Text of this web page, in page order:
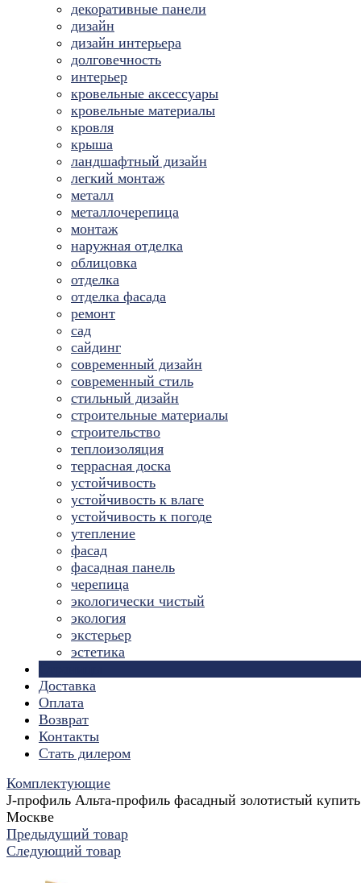
декоративные панели
дизайн
дизайн интерьера
долговечность
интерьер
кровельные аксессуары
кровельные материалы
кровля
крыша
ландшафтный дизайн
легкий монтаж
металл
металлочерепица
монтаж
наружная отделка
облицовка
отделка
отделка фасада
ремонт
сад
сайдинг
современный дизайн
современный стиль
стильный дизайн
строительные материалы
строительство
теплоизоляция
террасная доска
устойчивость
устойчивость к влаге
устойчивость к погоде
утепление
фасад
фасадная панель
черепица
экологически чистый
экология
экстерьер
эстетика
Доставка
Оплата
Возврат
Контакты
Стать дилером
Комплектующие
J-профиль Альта-профиль фасадный золотистый
Москве
Предыдущий товар
Следующий товар